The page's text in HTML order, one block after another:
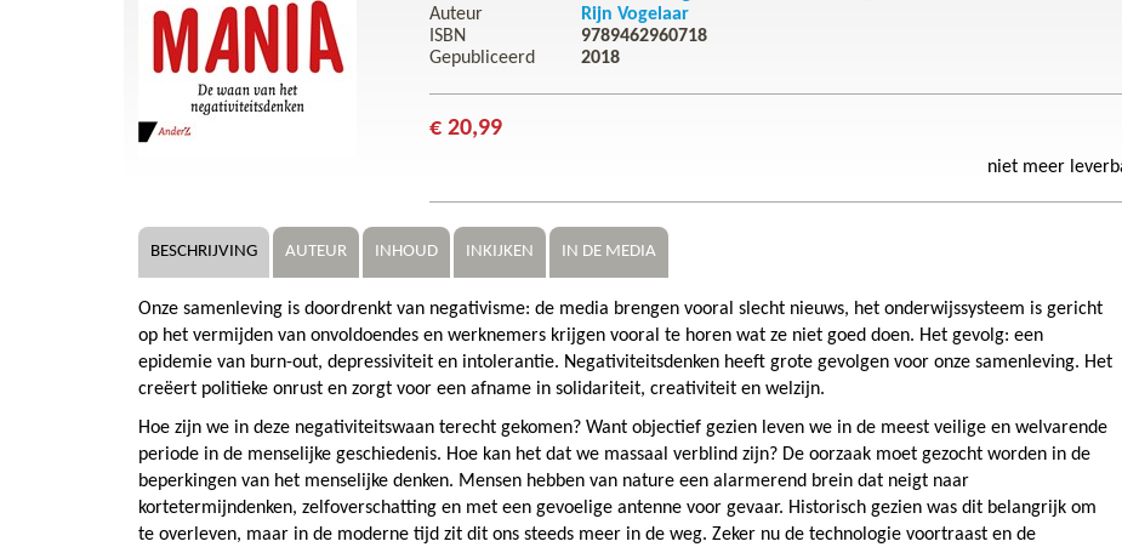
Auteur
Rijn Vogelaar
ISBN
9789462960718
Gepubliceerd
2018
€ 20,99
niet meer
BESCHRIJVING AUTEUR INHOUD INKIJKEN IN DE MEDIA
Onze samenleving is doordrenkt van negativisme: de media brengen vooral slecht nieuws, het onderwijssysteem is gericht
op het vermijden van onvoldoendes en werknemers krijgen vooral te horen wat ze niet goed doen. Het gevolg: een
epidemie van burn-out, depressiviteit en intolerantie. Negativiteitsdenken heeft grote gevolgen voor onze samenleving. Het
creëert politieke onrust en zorgt voor een afname in solidariteit, creativiteit en welzijn.
Hoe zijn we in deze negativiteitswaan terecht gekomen? Want objectief gezien leven we in de meest veilige en welvarende
periode in de menselijke geschiedenis. Hoe kan het dat we massaal verblind zijn? De oorzaak moet gezocht worden in de
beperkingen van het menselijke denken. Mensen hebben van nature een alarmerend brein dat neigt naar
kortetermijndenken, zelfoverschatting en met een gevoelige antenne voor gevaar. Historisch gezien was dit belangrijk om
te overleven, maar in de moderne tijd zit dit ons steeds meer in de weg. Zeker nu de technologie voortraast en de